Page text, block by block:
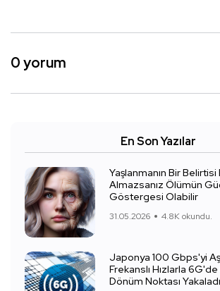
0 yorum
En Son Yazılar
Yaşlanmanın Bir
Almazsanız Ölümün
Göstergesi Olabilir
31.05.2026 4.8K okundu.
Japonya 100 Gbps'yi
Frekanslı Hızlarla
Dönüm Noktası Yakaladı